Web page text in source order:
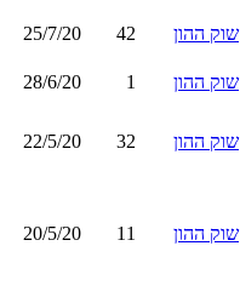
שוק ההון 42
25/7/20
שוק ההון 1
28/6/20
שוק ההון 32
22/5/20
שוק ההון 11
20/5/20